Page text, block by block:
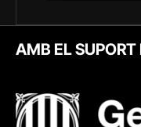
AMB EL SUPORT